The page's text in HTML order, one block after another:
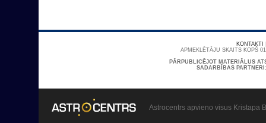
KONTAKTI
APMEKLĒTĀJU SKAITS KOPŠ
PĀRPUBLICĒJOT MATERIĀLUS
SADARBĪBAS
Astrocentrs apvieno visus Kristapa